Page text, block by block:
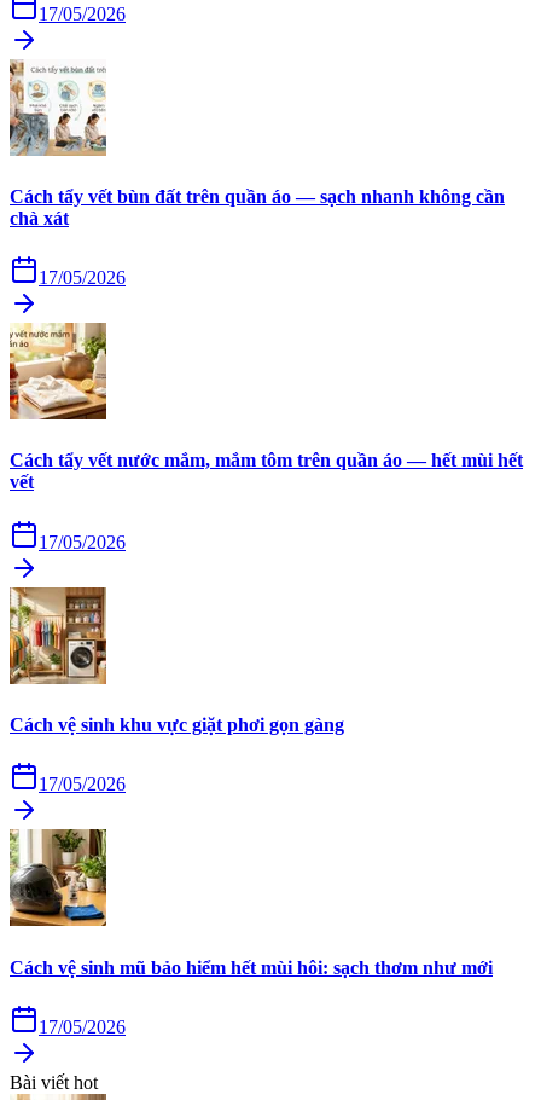
17/05/2026
Cách tẩy vết bùn đất trên quần áo — sạch nhanh không cần
chà xát
17/05/2026
Cách tẩy vết nước mắm, mắm tôm trên quần áo — hết mùi hết
vết
17/05/2026
Cách vệ sinh khu vực giặt phơi gọn gàng
17/05/2026
Cách vệ sinh mũ bảo hiểm hết mùi hôi: sạch thơm như mới
17/05/2026
Bài viết hot